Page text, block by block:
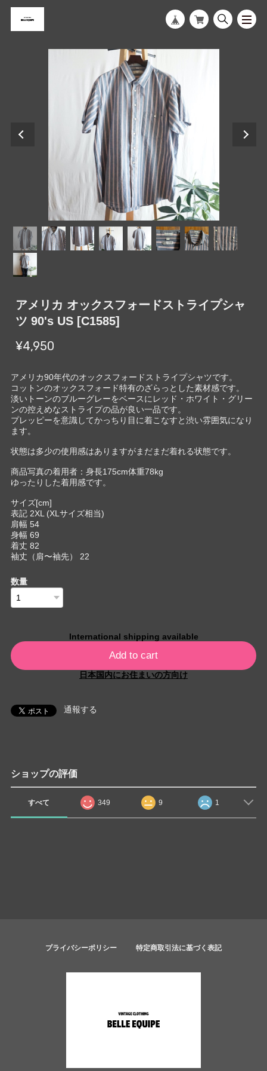
アメリカ オックスフォードストライプシャ
ツ 90's US [C1585]
¥4,950
アメリカ90年代のオックスフォードストライプシャツです。
コットンのオックスフォード特有のざらっとした素材感です。
淡いトーンのブルーグレーをベースにレッド・ホワイト・グリー
ンの控えめなストライプの品が良い一品です。
プレッピーを意識してかっちり目に着こなすと渋い雰囲気になり
ます。
状態は多少の使用感はありますがまだまだ着れる状態です。
商品写真の着用者：身長175cm体重78kg
ゆったりした着用感です。
サイズ[cm]
表記 2XL (XLサイズ相当)
肩幅 54
身幅 69
着丈 82
袖丈（肩〜袖先） 22
数量
International shipping available
Add to cart
日本国内にお住まいの方向け
通報する
ショップの評価
すべて 349 9 1
プライバシーポリシー 特定商取引法に基づく表記